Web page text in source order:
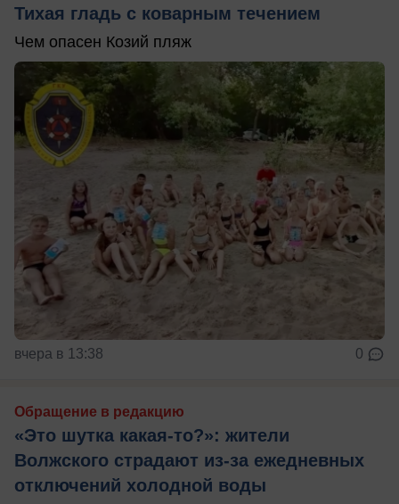
Тихая гладь с коварным течением
Чем опасен Козий пляж
вчера в 13:38 0
Обращение в редакцию
«Это шутка какая-то?»: жители
Волжского страдают из‑за ежедневных
отключений холодной воды